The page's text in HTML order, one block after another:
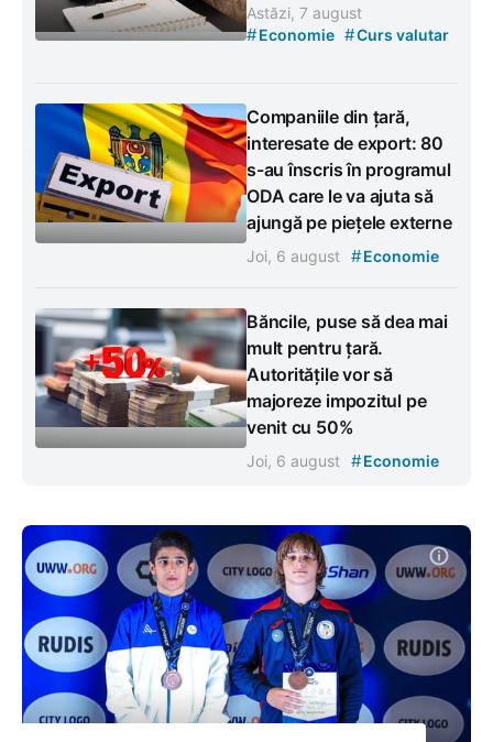
Astăzi, 7 august
#Economie #Curs valutar
Companiile din țară,
interesate de export: 80
s-au înscris în programul
ODA care le va ajuta să
ajungă pe piețele externe
Joi, 6 august #Economie
Băncile, puse să dea mai
mult pentru țară.
Autoritățile vor să
majoreze impozitul pe
venit cu 50%
Joi, 6 august #Economie